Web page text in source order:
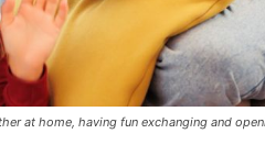
at home, having fun exchanging and